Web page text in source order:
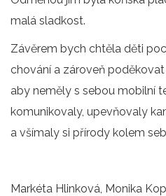
malá sladkost.
Závěrem bych chtěla děti
chování a zároveň poděkovat
aby neměly s sebou mobilní
komunikovaly, upevňovaly
a všímaly si přírody kolem
Markéta Hlinková, Monika